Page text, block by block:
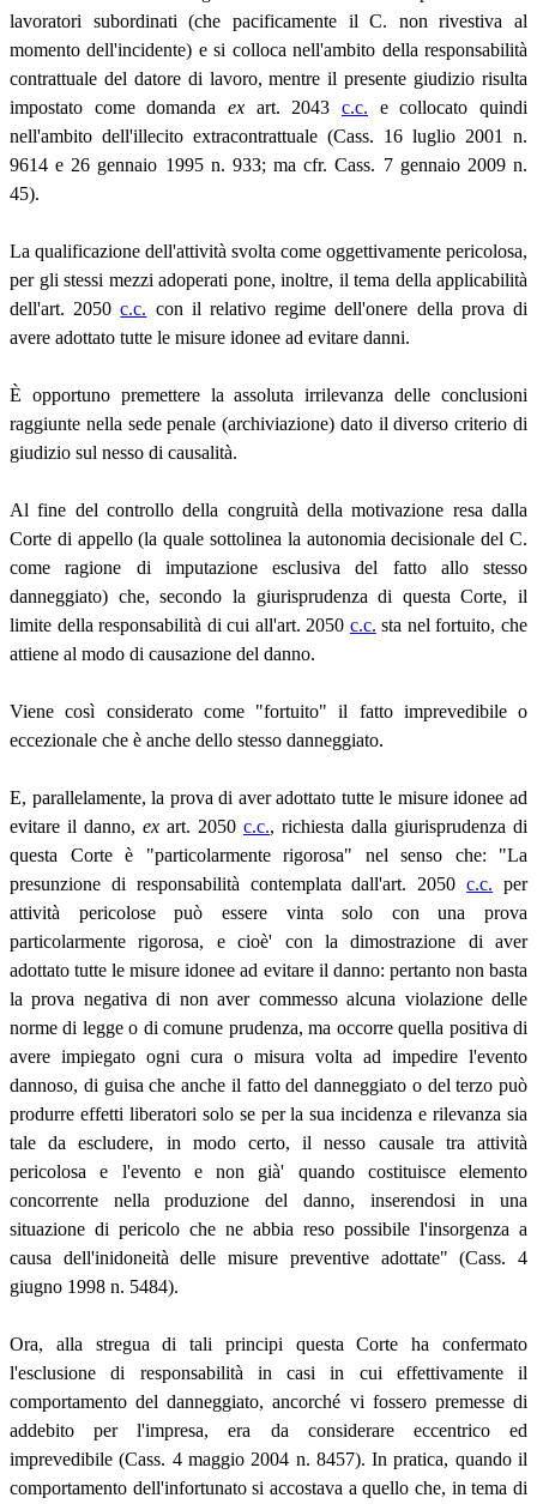
lavoratori subordinati (che pacificamente il C. non rivestiva al
momento dell'incidente) e si colloca nell'ambito della responsabilità
contrattuale del datore di lavoro, mentre il presente giudizio risulta
impostato come domanda ex art. 2043 c.c. e collocato quindi
nell'ambito dell'illecito extracontrattuale (Cass. 16 luglio 2001 n.
9614 e 26 gennaio 1995 n. 933; ma cfr. Cass. 7 gennaio 2009 n.
45).
La qualificazione dell'attività svolta come oggettivamente pericolosa,
per gli stessi mezzi adoperati pone, inoltre, il tema della applicabilità
dell'art. 2050c.c. con il relativo regime dell'onere della prova di
avere adottato tutte le misure idonee ad evitare danni.
È opportuno premettere la assoluta irrilevanza delle conclusioni
raggiunte nella sede penale (archiviazione) dato il diverso criterio di
giudizio sul nesso di causalità.
Al fine del controllo della congruità della motivazione resa dalla
Corte di appello (la quale sottolinea la autonomia decisionale del C.
come ragione di imputazione esclusiva del fatto allo stesso
danneggiato) che, secondo la giurisprudenza di questa Corte, il
limite della responsabilità di cui all'art. 2050 c.c. sta nel fortuito, che
attiene al modo di causazione del danno.
Viene così considerato come "fortuito" il fatto imprevedibile o
eccezionale che è anche dello stesso danneggiato.
E, parallelamente, la prova di aver adottato tutte le misure idonee ad
evitare il danno, ex art. 2050 c.c., richiesta dalla giurisprudenza di
questa Corte è "particolarmente rigorosa" nel senso che: "La
presunzione di responsabilità contemplata dall'art. 2050c.c. per
attività pericolose può essere vinta solo con una prova
particolarmente rigorosa, e cioè' con la dimostrazione di aver
adottato tutte le misure idonee ad evitare il danno: pertanto non basta
la prova negativa di non aver commesso alcuna violazione delle
norme di legge o di comune prudenza, ma occorre quella positiva di
avere impiegato ogni cura o misura volta ad impedire l'evento
dannoso, di guisa che anche il fatto del danneggiato o del terzo può
produrre effetti liberatori solo se per la sua incidenza e rilevanza sia
tale da escludere, in modo certo, il nesso causale tra attività
pericolosa e l'evento e non già' quando costituisce elemento
concorrente nella produzione del danno, inserendosi in una
situazione di pericolo che ne abbia reso possibile l'insorgenza a
causa dell'inidoneità delle misure preventive adottate" (Cass. 4
giugno 1998 n. 5484).
Ora, alla stregua di tali principi questa Corte ha confermato
l'esclusione di responsabilità in casi in cui effettivamente il
comportamento del danneggiato, ancorché vi fossero premesse di
addebito per l'impresa, era da considerare eccentrico ed
imprevedibile (Cass. 4 maggio 2004 n. 8457). In pratica, quando il
comportamento dell'infortunato si accostava a quello che, in tema di